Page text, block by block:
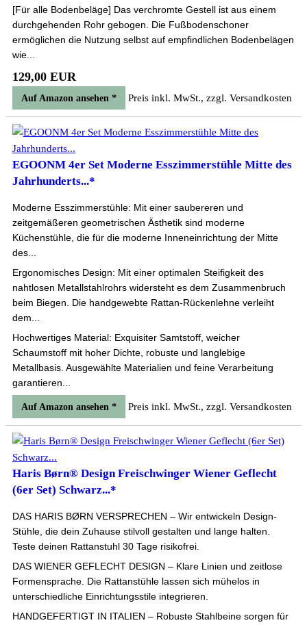
[Für alle Bodenbeläge] Das verchromte Gestell ist aus einem
durchgehenden Rohr gebogen. Die Fußbodenschoner
ermöglichen die Nutzung selbst auf empfindlichen Bodenbelägen
wie...
129,00 EUR
Auf Amazon ansehen * Preis inkl. MwSt., zzgl. Versandkosten
EGOONM 4er Set Moderne Esszimmerstühle Mitte des
Jahrhunderts...*
Moderne Esszimmerstühle: Mit einer saubereren und
zeitgemäßeren geometrischen Ästhetik sind moderne
Küchenstühle, die für die moderne Inneneinrichtung der Mitte
des...
Ergonomisches Design: Mit einer optimalen Steifigkeit des
nahtlosen Metallstahlrohrs widersteht es dem Zusammenbruch
beim Biegen. Die handgewebte Rattan-Rückenlehne verleiht
dem...
Hochwertiges Material: Exquisiter Samtstoff, weicher
Schaumstoff mit hoher Dichte, robuste und langlebige
Metallbasis. Ausgewählte Materialien und feine Verarbeitung
garantieren...
Auf Amazon ansehen * Preis inkl. MwSt., zzgl. Versandkosten
Haris Børn® Design Freischwinger Wiener Geflecht
(6er Set) Schwarz...*
DAS HARIS BØRN VERSPRECHEN – Wir entwickeln Design-
Stühle, die dein Zuhause stilvoll gestalten und lange halten.
Teste deinen Rattanstuhl 30 Tage risikofrei.
DAS WIENER GEFLECHT DESIGN – Klare Linien und zeitlose
Formensprache. Die Rattanstühle lassen sich mühelos in
unterschiedliche Einrichtungsstile integrieren.
HANDGEFERTIGT IN ITALIEN – Robuste Stahlbeine sorgen für